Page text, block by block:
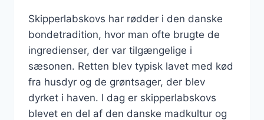
Skipperlabskovs har rødder i den danske
bondetradition, hvor man ofte brugte de
ingredienser, der var tilgængelige i
sæsonen. Retten blev typisk lavet med kød
fra husdyr og de grøntsager, der blev
dyrket i haven. I dag er skipperlabskovs
blevet en del af den danske madkultur og